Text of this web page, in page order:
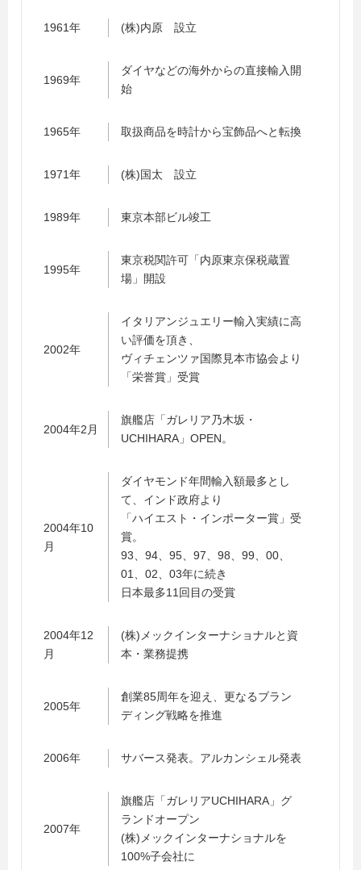
1961年 (株)内原 設立
1969年
ダイヤなどの海外からの直接輸入開
始
1965年 取扱商品を時計から宝飾品へと転換
1971年 (株)国太 設立
1989年 東京本部ビル竣工
1995年
東京税関許可「内原東京保税蔵置
場」開設
2002年
イタリアンジュエリー輸入実績に高
い評価を頂き、
ヴィチェンツァ国際見本市協会より
「栄誉賞」受賞
2004年2月
旗艦店「ガレリア乃木坂・
UCHIHARA」OPEN。
2004年10
月
ダイヤモンド年間輸入額最多とし
て、インド政府より
「ハイエスト・インポーター賞」受
賞。
93、94、95、97、98、99、00、
01、02、03年に続き
日本最多11回目の受賞
2004年12
月
(株)メックインターナショナルと資
本・業務提携
2005年
創業85周年を迎え、更なるブラン
ディング戦略を推進
2006年 サバース発表。アルカンシェル発表
2007年
旗艦店「ガレリアUCHIHARA」グ
ランドオープン
(株)メックインターナショナルを
100%子会社に